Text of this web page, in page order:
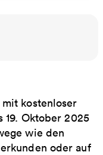
kostenloser
19. Oktober 2025
wie den
oder auf